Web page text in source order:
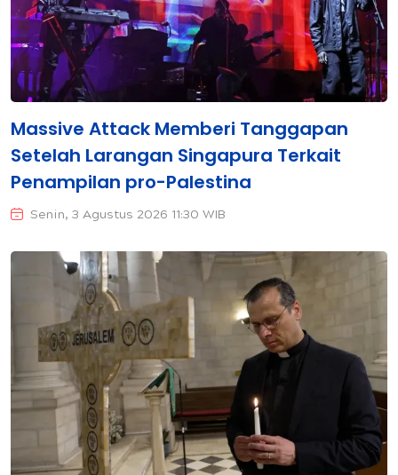
Massive Attack Memberi Tanggapan
Setelah Larangan Singapura Terkait
Penampilan pro-Palestina
Senin, 3 Agustus 2026 11:30 WIB